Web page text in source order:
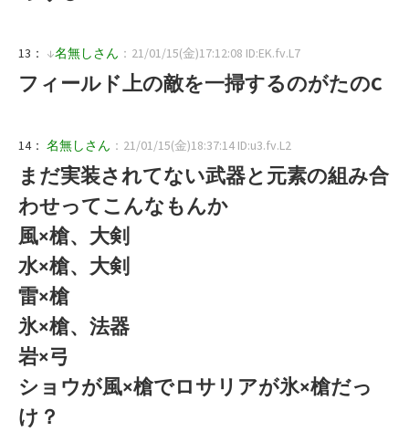
13： ↓名無しさん ：21/01/15(金)17:12:08 ID:EK.fv.L7
フィールド上の敵を一掃するのがたのC
14： 名無しさん ：21/01/15(金)18:37:14 ID:u3.fv.L2
まだ実装されてない武器と元素の組み合
わせってこんなもんか
風×槍、大剣
水×槍、大剣
雷×槍
氷×槍、法器
岩×弓
ショウが風×槍でロサリアが氷×槍だっ
け？